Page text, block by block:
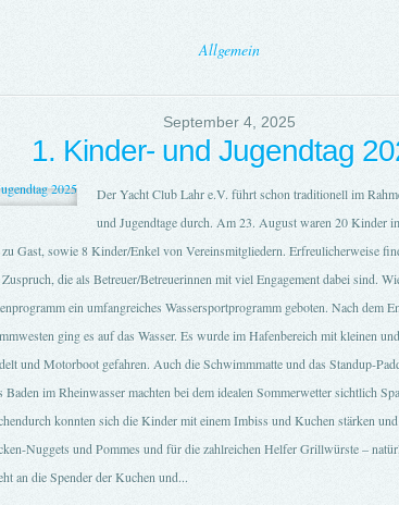
Allgemein
September 4, 2025
1. Kinder- und Jugendtag
Der Yacht Club Lahr e.V. führt schon traditionell im
und Jugendtage durch. Am 23. August waren 20 Kinder
Gast, sowie 8 Kinder/Enkel von Vereinsmitgliedern. Erfreulicherweise
die als Betreuer/Betreuerinnen mit viel Engagement dabei sind.
ein umfangreiches Wassersportprogramm geboten. Nach dem
ging es auf das Wasser. Es wurde im Hafenbereich mit kleinen
und Motorboot gefahren. Auch die Schwimmmatte und das Standup-
Baden im Rheinwasser machten bei dem idealen Sommerwetter sichtlich
konnten sich die Kinder mit einem Imbiss und Kuchen stärken
Nuggets und Pommes und für die zahlreichen Helfer Grillwürste –
an die Spender der Kuchen und...